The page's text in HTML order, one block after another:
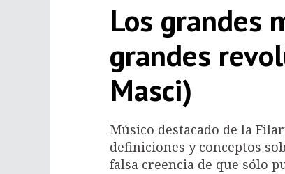
Los grandes
grandes
Masci)
Músico destacado de la
definiciones y conceptos
falsa creencia de que sólo